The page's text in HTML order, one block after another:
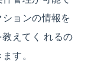
ョンの情報を
えてく れるの
す。